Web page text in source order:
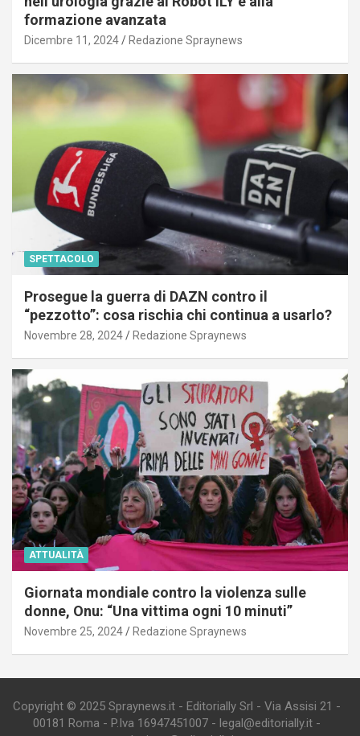
formazione avanzata
Dicembre 11, 2024 Redazione Spraynews
SPETTACOLO
Prosegue la guerra di DAZN contro il
“pezzotto”: cosa rischia chi continua a usarlo?
Novembre 28, 2024 Redazione Spraynews
ATTUALITÀ
Giornata mondiale contro la violenza sulle
donne, Onu: “Una vittima ogni 10 minuti”
Novembre 25, 2024 Redazione Spraynews
Copyright © 2025 Spraynews.it - Editorially Srl - Via Assisi 21 -
00181 Roma - P.Iva 16947451007 - legal@editorially.it -